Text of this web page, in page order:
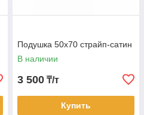
Подушка 50х70 страйп-сатин
В наличии
3 500 ₸/т
Купить